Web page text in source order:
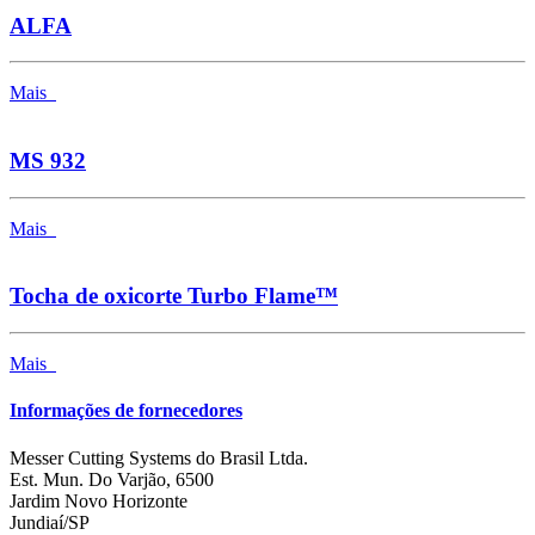
ALFA
Mais
MS 932
Mais
Tocha de oxicorte Turbo Flame™
Mais
Informações de fornecedores
Messer Cutting Systems do Brasil Ltda.
Est. Mun. Do Varjão, 6500
Jardim Novo Horizonte
Jundiaí/SP